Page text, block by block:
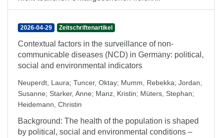
2026-04-29 Zeitschriftenartikel
Contextual factors in the surveillance of non-
communicable diseases (NCD) in Germany: political,
social and environmental indicators
Neuperdt, Laura; Tuncer, Oktay; Mumm, Rebekka; Jordan,
Susanne; Starker, Anne; Manz, Kristin; Müters, Stephan;
Heidemann, Christin
Background: The health of the population is shaped
by political, social and environmental conditions –